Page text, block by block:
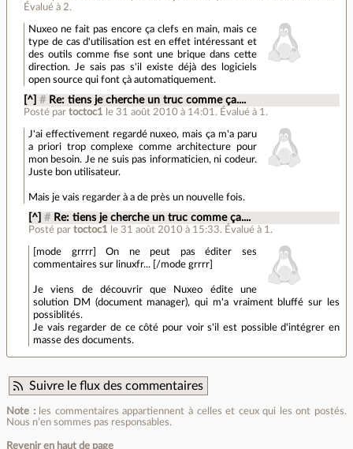
Évalué à 2.
Nuxeo ne fait pas encore ça clefs en main, mais ce
type de cas d'utilisation est en effet intéressant et
des outils comme fise sont une brique dans cette
direction. Je sais pas s'il existe déjà des logiciels
open source qui font çà automatiquement.
[^] # Re: tiens je cherche un truc comme ça....
Posté par toctoc1 le 31 août 2010 à 14:01 . Évalué à 1 .
J'ai effectivement regardé nuxeo, mais ça m'a paru
a priori trop complexe comme architecture pour
mon besoin. Je ne suis pas informaticien, ni codeur.
Juste bon utilisateur.
Mais je vais regarder à a de près un nouvelle fois.
[^] # Re: tiens je cherche un truc comme ça....
Posté partoctoc1 le 31 août 2010 à 15:33. Évalué à 1 .
[mode grrrr] On ne peut pas éditer ses
commentaires sur linuxfr... [/mode grrrr]
Je viens de découvrir que Nuxeo édite une
solution DM (document manager), qui m'a vraiment bluffé sur les
possiblités.
Je vais regarder de ce côté pour voir s'il est possible d'intégrer en
masse des documents.
Suivre le flux des commentaires
Note :les commentaires appartiennent à celles et ceux qui les ont postés.
Nous n’en sommes pas responsables.
Revenir en haut de page